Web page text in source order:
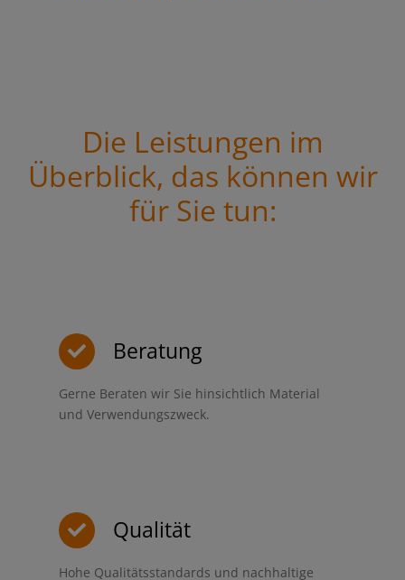
Die Leistungen im
Überblick, das können wir
für Sie tun:
Beratung
Gerne Beraten wir Sie hinsichtlich Material
und Verwendungszweck.
Qualität
Hohe Qualitätsstandards und nachhaltige